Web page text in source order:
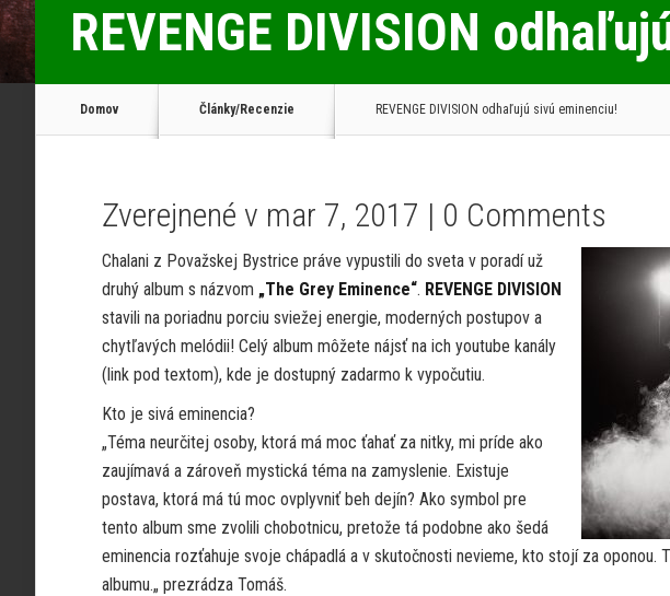
REVENGE DIVISION
Domov Články/Recenzie REVENGE DIVISION odhaľujú sivú eminenciu!
Zverejnené v mar 7, 2017 | 0 Comments
Chalani z Považskej Bystrice práve vypustili do sveta v poradí už
druhý album s názvom „The Grey Eminence“. REVENGE DIVISION
stavili na poriadnu porciu sviežej energie, moderných postupov a
chytľavých melódii! Celý album môžete nájsť na ich youtube kanály
(link pod textom), kde je dostupný zadarmo k vypočutiu.
Kto je sivá eminencia?
„Téma neurčitej osoby, ktorá má moc ťahať za nitky, mi príde ako
zaujímavá a zároveň mystická téma na zamyslenie. Existuje
postava, ktorá má tú moc ovplyvniť beh dejín? Ako symbol pre
tento album sme zvolili chobotnicu, pretože tá podobne ako šedá
eminencia rozťahuje svoje chápadlá a v skutočnosti nevieme, kto stojí za
albumu.„ prezrádza Tomáš.